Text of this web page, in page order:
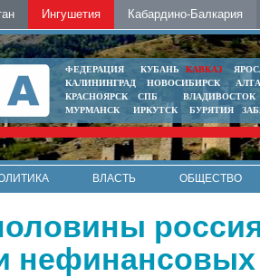
Ингушетия Кабардино-Балкария
ФЕДЕРАЦИЯ КУБАНЬ КАВКАЗ
КАЛИНИНГРАД
НОВОСИБИРСК
КРАСНОЯРСК
СПБ
ВЛАДИВОСТОК
МУРМАНСК
ИРКУТСК БУРЯТИЯ
ВЛАСТЬ
ОБЩЕСТВО